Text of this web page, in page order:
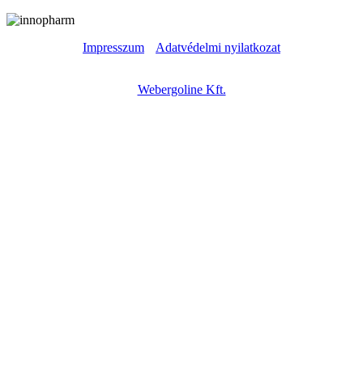
Impresszum
Adatvédelmi nyilatkozat
Webergoline Kft.